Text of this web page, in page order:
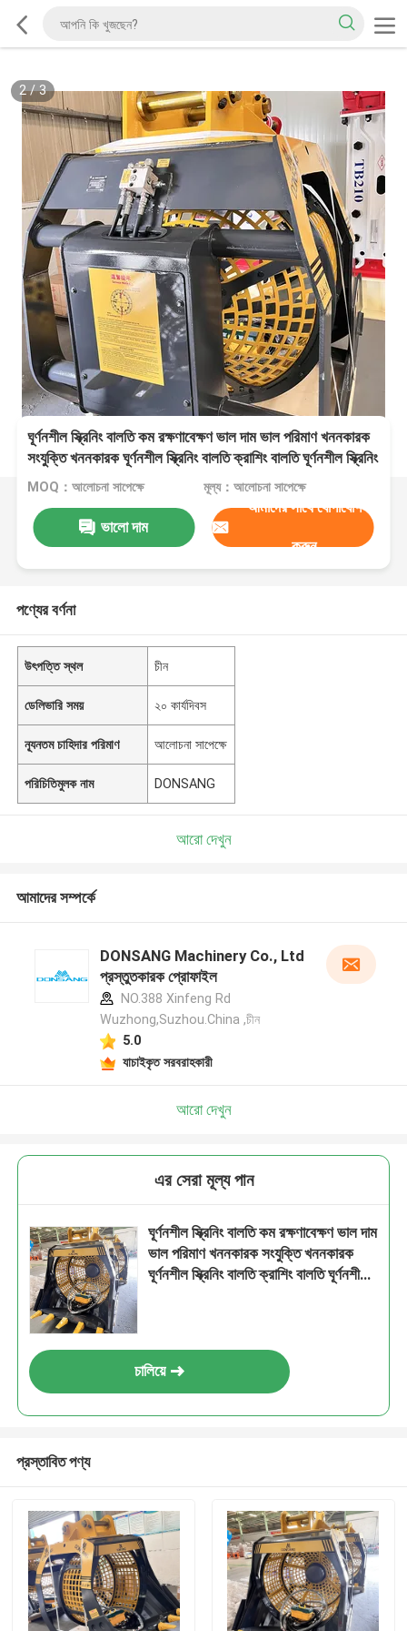
2/3
ঘূর্ণনশীল স্ক্রিনিং বালতি কম রক্ষণাবেক্ষণ ভাল দাম ভাল পরিমাণ খননকারক
সংযুক্তি খননকারক ঘূর্ণনশীল স্ক্রিনিং বালতি ক্রাশিং বালতি ঘূর্ণনশীল স্ক্রিনিং
কারখানা
MOQ：আলোচনা সাপেক্ষে মূল্য：আলোচনা সাপেক্ষে
ভালো দাম
আমাদের সাথে যোগাযোগ
করুন
পণ্যের বর্ণনা
উৎপত্তি স্থল চীন
ডেলিভারি সময় ২০ কার্যদিবস
ন্যূনতম চাহিদার পরিমাণ আলোচনা সাপেক্ষে
পরিচিতিমুলক নাম DONSANG
আরো দেখুন
আমাদের সম্পর্কে
DONSANG Machinery Co., Ltd
প্রস্তুতকারক প্রোফাইল
NO.388 Xinfeng Rd
Wuzhong,Suzhou.China ,চীন
5.0
যাচাইকৃত সরবরাহকারী
আরো দেখুন
এর সেরা মূল্য পান
ঘূর্ণনশীল স্ক্রিনিং বালতি কম রক্ষণাবেক্ষণ ভাল দাম
ভাল পরিমাণ খননকারক সংযুক্তি খননকারক
ঘূর্ণনশীল স্ক্রিনিং বালতি ক্রাশিং বালতি ঘূর্ণনশীল
চালিয়ে
প্রস্তাবিত পণ্য